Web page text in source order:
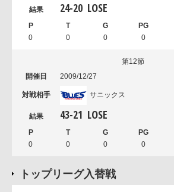
24-20 LOSE
0 0 0 0
第12節
2009/12/27
サニックス
43-21 LOSE
0 0 0 0
トップリーグ入替戦